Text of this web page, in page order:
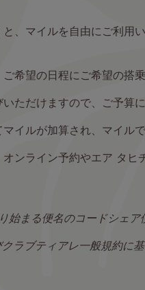
、マイルを自由にご利用
希望の日程にご希望の搭
ただけますので、ご予算
イルが加算され、マイル
ンライン予約やエア タ
まる便名のコードシェア
ラブティアレ一般規約に